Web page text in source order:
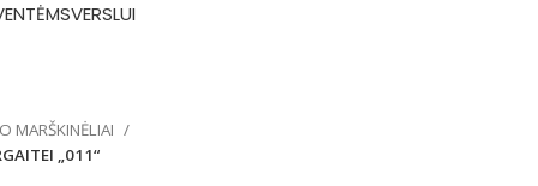
VERSLUI
MARŠKINĖLIAI
„011“